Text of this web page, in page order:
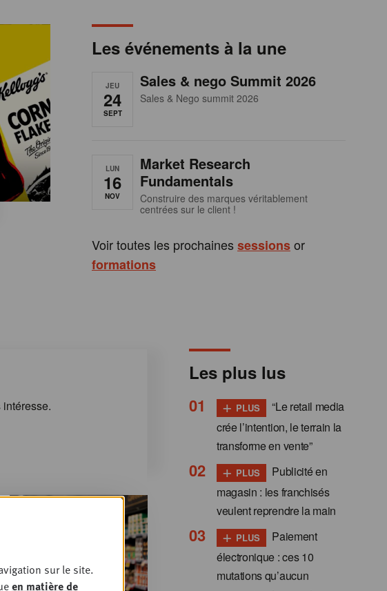
Les événements à la une
JEU
24
SEPT
Sales & nego Summit 2026
Sales & Nego summit 2026
LUN
16
NOV
Market Research
Fundamentals
Construire des marques véritablement
centrées sur le client !
Voir toutes les prochaines sessionsor
formations
Les plus lus
+ PLUS
“Le retail media
crée l’intention, le terrain la
transforme en vente”
+ PLUS
Publicité en
magasin : les franchisés
veulent reprendre la main
+ PLUS
Paiement
électronique : ces 10
mutations qu’aucun
sur le site.
en matière de